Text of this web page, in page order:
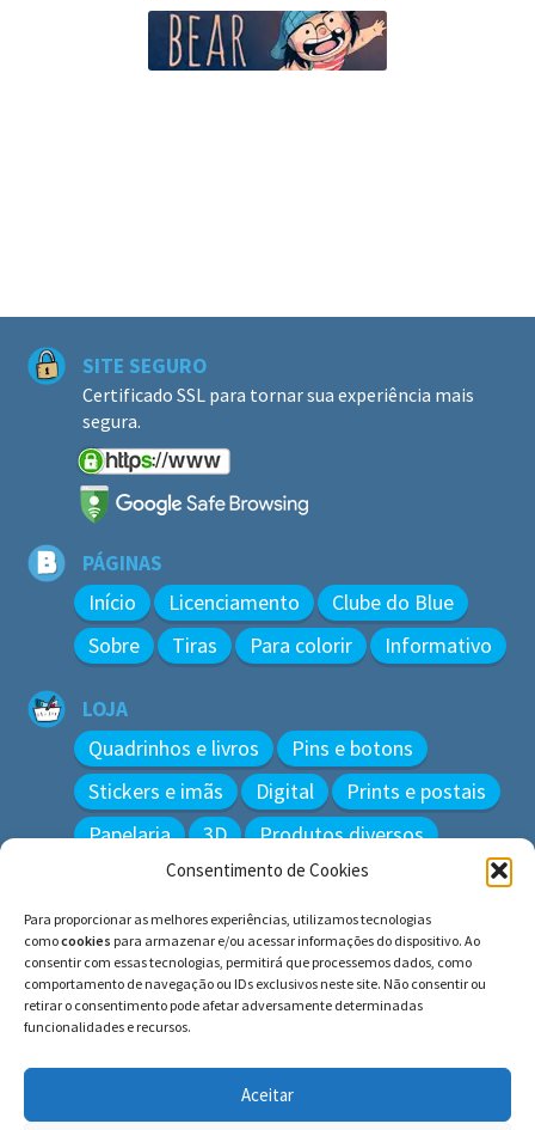
Consentimento de Cookies
Para proporcionar as melhores experiências, utilizamos tecnologias
comocookies para armazenar e/ou acessar informações do dispositivo. Ao
consentir com essas tecnologias, permitirá que processemos dados, como
comportamento de navegação ou IDs exclusivos neste site. Não consentir ou
retirar o consentimento pode afetar adversamente determinadas
funcionalidades e recursos.
Aceitar
SITE SEGURO
Certificado SSL para tornar sua experiência mais
segura.
PÁGINAS
Início Licenciamento
Clube do Blue
Sobre
Tiras Para colorir Informativo
LOJA
Quadrinhos e livros
Pins e botons
Stickers e imãs
Digital
Prints e postais
Papelaria
3D Produtos diversos
Pesquisar
por:
© BLUE e os gatos ∙ todos os direitos reservados.
Histórias inspiradas em gatos reais. Adote e cuide dos
gatos!